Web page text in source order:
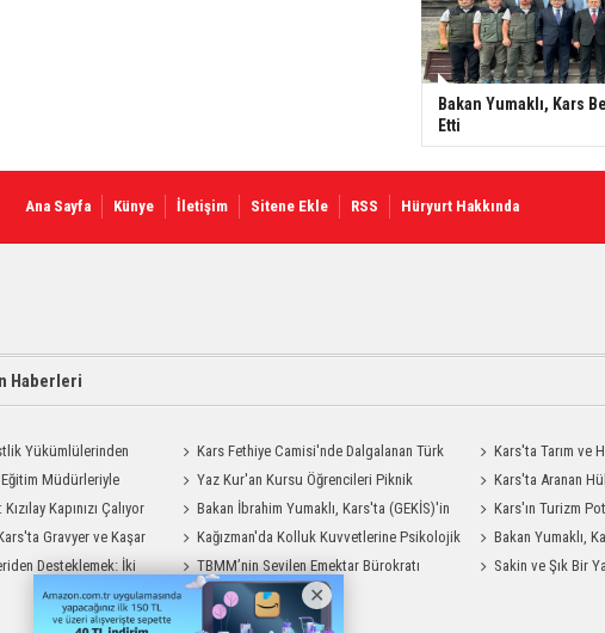
Bakan Yumaklı, Kars
Etti
Ana Sayfa Künye İletişim Sitene Ekle RSS Hüryurt Hakkında
Haberleri
Yükümlülerinden
Kars Fethiye Camisi'nde Dalgalanan Türk
Bayrağı Görenlerin Beğenisini Topladı
Kars'ta Tarım ve
Yatırıldı
Müdürleriyle
Yaz Kur'an Kursu Öğrencileri Piknik
Coşkusu Yaşadı
Kars'ta Aranan
Operasyonuyla
Kapınızı Çalıyor
Bakan İbrahim Yumaklı, Kars'ta (GEKİS)'in
ilk uygulamasını başlattı
Kars'ın Turizm
Gravyer ve Kaşar
Etti
Kağızman'da Kolluk Kuvvetlerine Psikolojik
İlk Yardım Eğitimi
Bakan Yumaklı,
Etti
Desteklemek: İki
Karşılaştırması
TBMM’nin Sevilen Emektar Bürokratı
Durdağı Yıldırım’ın Acı Günü
Sakin ve Şık Bir